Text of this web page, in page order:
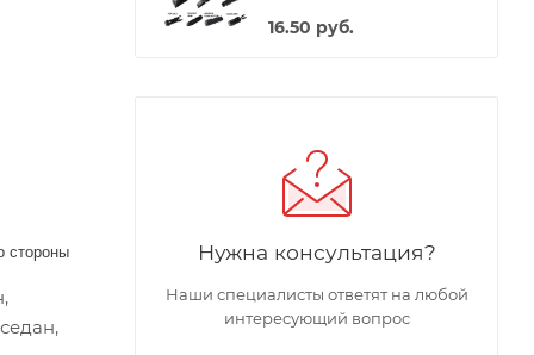
стороны
16.50 руб.
Нужна консультация?
Наши специалисты ответят на любой
интересующий вопрос